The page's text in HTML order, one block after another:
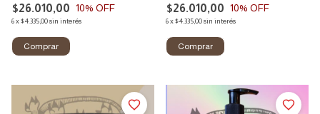
$26.010,00 10% OFF
6x$4.335,00sin interés
$26.010,00 10% OFF
6x$4.335,00sin interés